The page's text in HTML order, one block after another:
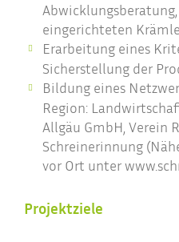
eingerichteten
Erarbeitung eines
Sicherstellung der
Bildung eines
Region:
Allgäu GmbH, Verein
Schreinerinnung
vor Ort unter
Projektziele